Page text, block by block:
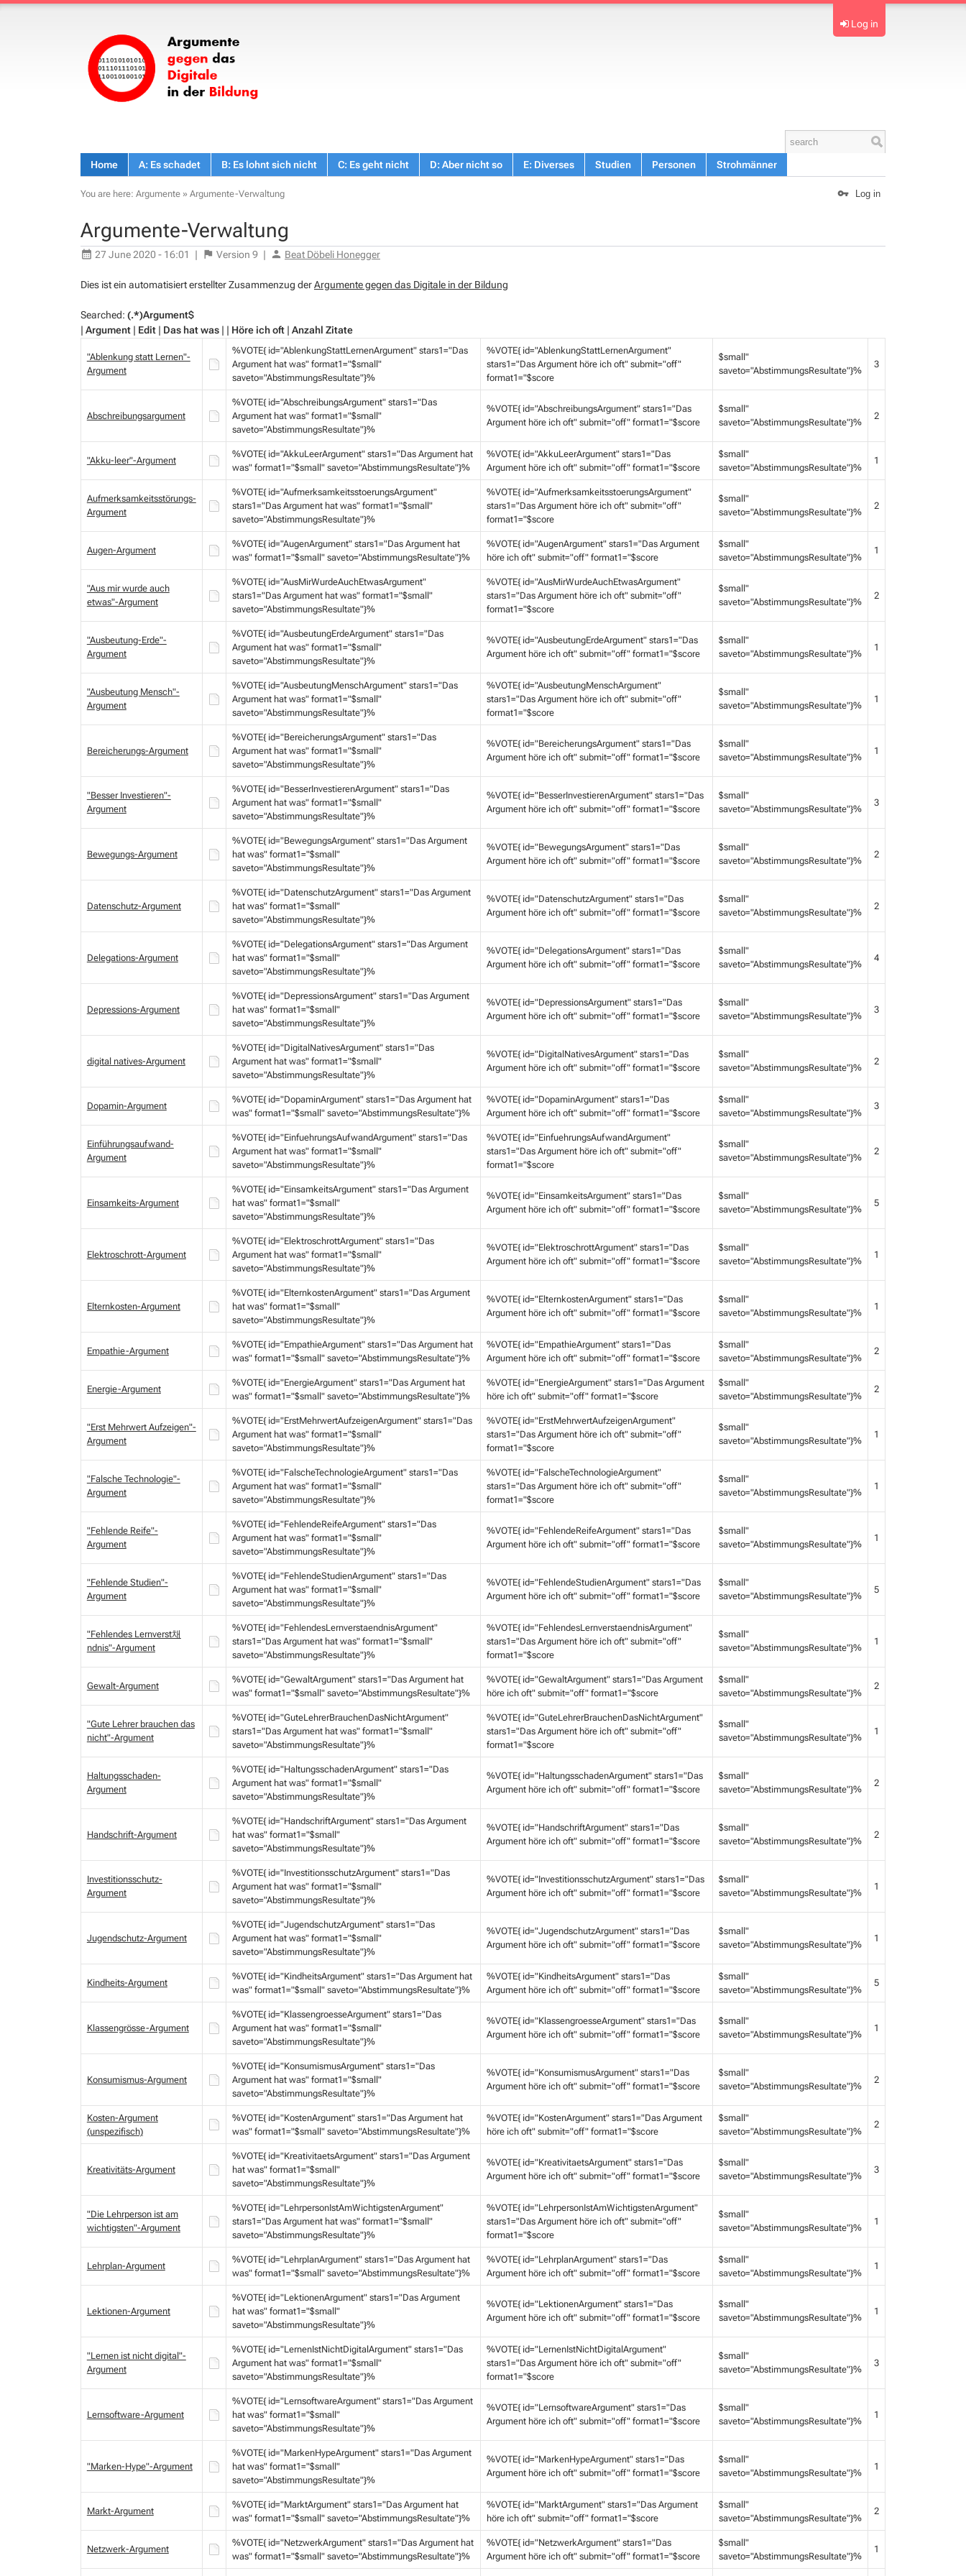
Log in
Home A: Es schadet B: Es lohnt sich nicht C: Es geht nicht D: Aber nicht so E: Diverses Studien Personen Strohmänner
Log in
You are here: Argumente » Argumente-Verwaltung
Argumente-Verwaltung
27 June 2020 - 16:01 | Version 9 | Beat Döbeli Honegger
Dies ist ein automatisiert erstellter Zusammenzug derArgumente gegen das Digitale in der Bildung
Searched: (.*)Argument$
| Argument | Edit | Das hat was | | Höre ich oft | Anzahl Zitate
"Ablenkung statt Lernen"-
Argument
%VOTE{ id="AblenkungStattLernenArgument" stars1="Das
Argument hat was" format1="$small"
saveto="AbstimmungsResultate"}%
%VOTE{ id="AblenkungStattLernenArgument"
stars1="Das Argument höre ich oft" submit="off"
format1="$score
$small"
saveto="AbstimmungsResultate"}%
3
Abschreibungsargument
%VOTE{ id="AbschreibungsArgument" stars1="Das
Argument hat was" format1="$small"
saveto="AbstimmungsResultate"}%
%VOTE{ id="AbschreibungsArgument" stars1="Das
Argument höre ich oft" submit="off" format1="$score
$small"
saveto="AbstimmungsResultate"}%
2
"Akku-leer"-Argument
%VOTE{ id="AkkuLeerArgument" stars1="Das Argument hat
was" format1="$small" saveto="AbstimmungsResultate"}%
%VOTE{ id="AkkuLeerArgument" stars1="Das
Argument höre ich oft" submit="off" format1="$score
$small"
saveto="AbstimmungsResultate"}%
1
Aufmerksamkeitsstörungs-
Argument
%VOTE{ id="AufmerksamkeitsstoerungsArgument"
stars1="Das Argument hat was" format1="$small"
saveto="AbstimmungsResultate"}%
%VOTE{ id="AufmerksamkeitsstoerungsArgument"
stars1="Das Argument höre ich oft" submit="off"
format1="$score
$small"
saveto="AbstimmungsResultate"}%
2
Augen-Argument
%VOTE{ id="AugenArgument" stars1="Das Argument hat
was" format1="$small" saveto="AbstimmungsResultate"}%
%VOTE{ id="AugenArgument" stars1="Das Argument
höre ich oft" submit="off" format1="$score
$small"
saveto="AbstimmungsResultate"}%
1
"Aus mir wurde auch
etwas"-Argument
%VOTE{ id="AusMirWurdeAuchEtwasArgument"
stars1="Das Argument hat was" format1="$small"
saveto="AbstimmungsResultate"}%
%VOTE{ id="AusMirWurdeAuchEtwasArgument"
stars1="Das Argument höre ich oft" submit="off"
format1="$score
$small"
saveto="AbstimmungsResultate"}%
2
"Ausbeutung-Erde"-
Argument
%VOTE{ id="AusbeutungErdeArgument" stars1="Das
Argument hat was" format1="$small"
saveto="AbstimmungsResultate"}%
%VOTE{ id="AusbeutungErdeArgument" stars1="Das
Argument höre ich oft" submit="off" format1="$score
$small"
saveto="AbstimmungsResultate"}%
1
"Ausbeutung Mensch"-
Argument
%VOTE{ id="AusbeutungMenschArgument" stars1="Das
Argument hat was" format1="$small"
saveto="AbstimmungsResultate"}%
%VOTE{ id="AusbeutungMenschArgument"
stars1="Das Argument höre ich oft" submit="off"
format1="$score
$small"
saveto="AbstimmungsResultate"}%
1
Bereicherungs-Argument
%VOTE{ id="BereicherungsArgument" stars1="Das
Argument hat was" format1="$small"
saveto="AbstimmungsResultate"}%
%VOTE{ id="BereicherungsArgument" stars1="Das
Argument höre ich oft" submit="off" format1="$score
$small"
saveto="AbstimmungsResultate"}%
1
"Besser Investieren"-
Argument
%VOTE{ id="BesserInvestierenArgument" stars1="Das
Argument hat was" format1="$small"
saveto="AbstimmungsResultate"}%
%VOTE{ id="BesserInvestierenArgument" stars1="Das
Argument höre ich oft" submit="off" format1="$score
$small"
saveto="AbstimmungsResultate"}%
3
Bewegungs-Argument
%VOTE{ id="BewegungsArgument" stars1="Das Argument
hat was" format1="$small"
saveto="AbstimmungsResultate"}%
%VOTE{ id="BewegungsArgument" stars1="Das
Argument höre ich oft" submit="off" format1="$score
$small"
saveto="AbstimmungsResultate"}%
2
Datenschutz-Argument
%VOTE{ id="DatenschutzArgument" stars1="Das Argument
hat was" format1="$small"
saveto="AbstimmungsResultate"}%
%VOTE{ id="DatenschutzArgument" stars1="Das
Argument höre ich oft" submit="off" format1="$score
$small"
saveto="AbstimmungsResultate"}%
2
Delegations-Argument
%VOTE{ id="DelegationsArgument" stars1="Das Argument
hat was" format1="$small"
saveto="AbstimmungsResultate"}%
%VOTE{ id="DelegationsArgument" stars1="Das
Argument höre ich oft" submit="off" format1="$score
$small"
saveto="AbstimmungsResultate"}%
4
Depressions-Argument
%VOTE{ id="DepressionsArgument" stars1="Das Argument
hat was" format1="$small"
saveto="AbstimmungsResultate"}%
%VOTE{ id="DepressionsArgument" stars1="Das
Argument höre ich oft" submit="off" format1="$score
$small"
saveto="AbstimmungsResultate"}%
3
digital natives-Argument
%VOTE{ id="DigitalNativesArgument" stars1="Das
Argument hat was" format1="$small"
saveto="AbstimmungsResultate"}%
%VOTE{ id="DigitalNativesArgument" stars1="Das
Argument höre ich oft" submit="off" format1="$score
$small"
saveto="AbstimmungsResultate"}%
2
Dopamin-Argument
%VOTE{ id="DopaminArgument" stars1="Das Argument hat
was" format1="$small" saveto="AbstimmungsResultate"}%
%VOTE{ id="DopaminArgument" stars1="Das
Argument höre ich oft" submit="off" format1="$score
$small"
saveto="AbstimmungsResultate"}%
3
Einführungsaufwand-
Argument
%VOTE{ id="EinfuehrungsAufwandArgument" stars1="Das
Argument hat was" format1="$small"
saveto="AbstimmungsResultate"}%
%VOTE{ id="EinfuehrungsAufwandArgument"
stars1="Das Argument höre ich oft" submit="off"
format1="$score
$small"
saveto="AbstimmungsResultate"}%
2
Einsamkeits-Argument
%VOTE{ id="EinsamkeitsArgument" stars1="Das Argument
hat was" format1="$small"
saveto="AbstimmungsResultate"}%
%VOTE{ id="EinsamkeitsArgument" stars1="Das
Argument höre ich oft" submit="off" format1="$score
$small"
saveto="AbstimmungsResultate"}%
5
Elektroschrott-Argument
%VOTE{ id="ElektroschrottArgument" stars1="Das
Argument hat was" format1="$small"
saveto="AbstimmungsResultate"}%
%VOTE{ id="ElektroschrottArgument" stars1="Das
Argument höre ich oft" submit="off" format1="$score
$small"
saveto="AbstimmungsResultate"}%
1
Elternkosten-Argument
%VOTE{ id="ElternkostenArgument" stars1="Das Argument
hat was" format1="$small"
saveto="AbstimmungsResultate"}%
%VOTE{ id="ElternkostenArgument" stars1="Das
Argument höre ich oft" submit="off" format1="$score
$small"
saveto="AbstimmungsResultate"}%
1
Empathie-Argument
%VOTE{ id="EmpathieArgument" stars1="Das Argument hat
was" format1="$small" saveto="AbstimmungsResultate"}%
%VOTE{ id="EmpathieArgument" stars1="Das
Argument höre ich oft" submit="off" format1="$score
$small"
saveto="AbstimmungsResultate"}%
2
Energie-Argument
%VOTE{ id="EnergieArgument" stars1="Das Argument hat
was" format1="$small" saveto="AbstimmungsResultate"}%
%VOTE{ id="EnergieArgument" stars1="Das Argument
höre ich oft" submit="off" format1="$score
$small"
saveto="AbstimmungsResultate"}%
2
"Erst Mehrwert Aufzeigen"-
Argument
%VOTE{ id="ErstMehrwertAufzeigenArgument" stars1="Das
Argument hat was" format1="$small"
saveto="AbstimmungsResultate"}%
%VOTE{ id="ErstMehrwertAufzeigenArgument"
stars1="Das Argument höre ich oft" submit="off"
format1="$score
$small"
saveto="AbstimmungsResultate"}%
1
"Falsche Technologie"-
Argument
%VOTE{ id="FalscheTechnologieArgument" stars1="Das
Argument hat was" format1="$small"
saveto="AbstimmungsResultate"}%
%VOTE{ id="FalscheTechnologieArgument"
stars1="Das Argument höre ich oft" submit="off"
format1="$score
$small"
saveto="AbstimmungsResultate"}%
1
"Fehlende Reife"-
Argument
%VOTE{ id="FehlendeReifeArgument" stars1="Das
Argument hat was" format1="$small"
saveto="AbstimmungsResultate"}%
%VOTE{ id="FehlendeReifeArgument" stars1="Das
Argument höre ich oft" submit="off" format1="$score
$small"
saveto="AbstimmungsResultate"}%
1
"Fehlende Studien"-
Argument
%VOTE{ id="FehlendeStudienArgument" stars1="Das
Argument hat was" format1="$small"
saveto="AbstimmungsResultate"}%
%VOTE{ id="FehlendeStudienArgument" stars1="Das
Argument höre ich oft" submit="off" format1="$score
$small"
saveto="AbstimmungsResultate"}%
5
"Fehlendes Lernverst채
ndnis"-Argument
%VOTE{ id="FehlendesLernverstaendnisArgument"
stars1="Das Argument hat was" format1="$small"
saveto="AbstimmungsResultate"}%
%VOTE{ id="FehlendesLernverstaendnisArgument"
stars1="Das Argument höre ich oft" submit="off"
format1="$score
$small"
saveto="AbstimmungsResultate"}%
1
Gewalt-Argument
%VOTE{ id="GewaltArgument" stars1="Das Argument hat
was" format1="$small" saveto="AbstimmungsResultate"}%
%VOTE{ id="GewaltArgument" stars1="Das Argument
höre ich oft" submit="off" format1="$score
$small"
saveto="AbstimmungsResultate"}%
2
"Gute Lehrer brauchen das
nicht"-Argument
%VOTE{ id="GuteLehrerBrauchenDasNichtArgument"
stars1="Das Argument hat was" format1="$small"
saveto="AbstimmungsResultate"}%
%VOTE{ id="GuteLehrerBrauchenDasNichtArgument"
stars1="Das Argument höre ich oft" submit="off"
format1="$score
$small"
saveto="AbstimmungsResultate"}%
1
Haltungsschaden-
Argument
%VOTE{ id="HaltungsschadenArgument" stars1="Das
Argument hat was" format1="$small"
saveto="AbstimmungsResultate"}%
%VOTE{ id="HaltungsschadenArgument" stars1="Das
Argument höre ich oft" submit="off" format1="$score
$small"
saveto="AbstimmungsResultate"}%
2
Handschrift-Argument
%VOTE{ id="HandschriftArgument" stars1="Das Argument
hat was" format1="$small"
saveto="AbstimmungsResultate"}%
%VOTE{ id="HandschriftArgument" stars1="Das
Argument höre ich oft" submit="off" format1="$score
$small"
saveto="AbstimmungsResultate"}%
2
Investitionsschutz-
Argument
%VOTE{ id="InvestitionsschutzArgument" stars1="Das
Argument hat was" format1="$small"
saveto="AbstimmungsResultate"}%
%VOTE{ id="InvestitionsschutzArgument" stars1="Das
Argument höre ich oft" submit="off" format1="$score
$small"
saveto="AbstimmungsResultate"}%
1
Jugendschutz-Argument
%VOTE{ id="JugendschutzArgument" stars1="Das
Argument hat was" format1="$small"
saveto="AbstimmungsResultate"}%
%VOTE{ id="JugendschutzArgument" stars1="Das
Argument höre ich oft" submit="off" format1="$score
$small"
saveto="AbstimmungsResultate"}%
1
Kindheits-Argument
%VOTE{ id="KindheitsArgument" stars1="Das Argument hat
was" format1="$small" saveto="AbstimmungsResultate"}%
%VOTE{ id="KindheitsArgument" stars1="Das
Argument höre ich oft" submit="off" format1="$score
$small"
saveto="AbstimmungsResultate"}%
5
Klassengrösse-Argument
%VOTE{ id="KlassengroesseArgument" stars1="Das
Argument hat was" format1="$small"
saveto="AbstimmungsResultate"}%
%VOTE{ id="KlassengroesseArgument" stars1="Das
Argument höre ich oft" submit="off" format1="$score
$small"
saveto="AbstimmungsResultate"}%
1
Konsumismus-Argument
%VOTE{ id="KonsumismusArgument" stars1="Das
Argument hat was" format1="$small"
saveto="AbstimmungsResultate"}%
%VOTE{ id="KonsumismusArgument" stars1="Das
Argument höre ich oft" submit="off" format1="$score
$small"
saveto="AbstimmungsResultate"}%
2
Kosten-Argument
(unspezifisch)
%VOTE{ id="KostenArgument" stars1="Das Argument hat
was" format1="$small" saveto="AbstimmungsResultate"}%
%VOTE{ id="KostenArgument" stars1="Das Argument
höre ich oft" submit="off" format1="$score
$small"
saveto="AbstimmungsResultate"}%
2
Kreativitäts-Argument
%VOTE{ id="KreativitaetsArgument" stars1="Das Argument
hat was" format1="$small"
saveto="AbstimmungsResultate"}%
%VOTE{ id="KreativitaetsArgument" stars1="Das
Argument höre ich oft" submit="off" format1="$score
$small"
saveto="AbstimmungsResultate"}%
3
"Die Lehrperson ist am
wichtigsten"-Argument
%VOTE{ id="LehrpersonIstAmWichtigstenArgument"
stars1="Das Argument hat was" format1="$small"
saveto="AbstimmungsResultate"}%
%VOTE{ id="LehrpersonIstAmWichtigstenArgument"
stars1="Das Argument höre ich oft" submit="off"
format1="$score
$small"
saveto="AbstimmungsResultate"}%
1
Lehrplan-Argument
%VOTE{ id="LehrplanArgument" stars1="Das Argument hat
was" format1="$small" saveto="AbstimmungsResultate"}%
%VOTE{ id="LehrplanArgument" stars1="Das
Argument höre ich oft" submit="off" format1="$score
$small"
saveto="AbstimmungsResultate"}%
1
Lektionen-Argument
%VOTE{ id="LektionenArgument" stars1="Das Argument
hat was" format1="$small"
saveto="AbstimmungsResultate"}%
%VOTE{ id="LektionenArgument" stars1="Das
Argument höre ich oft" submit="off" format1="$score
$small"
saveto="AbstimmungsResultate"}%
1
"Lernen ist nicht digital"-
Argument
%VOTE{ id="LernenIstNichtDigitalArgument" stars1="Das
Argument hat was" format1="$small"
saveto="AbstimmungsResultate"}%
%VOTE{ id="LernenIstNichtDigitalArgument"
stars1="Das Argument höre ich oft" submit="off"
format1="$score
$small"
saveto="AbstimmungsResultate"}%
3
Lernsoftware-Argument
%VOTE{ id="LernsoftwareArgument" stars1="Das Argument
hat was" format1="$small"
saveto="AbstimmungsResultate"}%
%VOTE{ id="LernsoftwareArgument" stars1="Das
Argument höre ich oft" submit="off" format1="$score
$small"
saveto="AbstimmungsResultate"}%
1
"Marken-Hype"-Argument
%VOTE{ id="MarkenHypeArgument" stars1="Das Argument
hat was" format1="$small"
saveto="AbstimmungsResultate"}%
%VOTE{ id="MarkenHypeArgument" stars1="Das
Argument höre ich oft" submit="off" format1="$score
$small"
saveto="AbstimmungsResultate"}%
1
Markt-Argument
%VOTE{ id="MarktArgument" stars1="Das Argument hat
was" format1="$small" saveto="AbstimmungsResultate"}%
%VOTE{ id="MarktArgument" stars1="Das Argument
höre ich oft" submit="off" format1="$score
$small"
saveto="AbstimmungsResultate"}%
2
Netzwerk-Argument
%VOTE{ id="NetzwerkArgument" stars1="Das Argument hat
was" format1="$small" saveto="AbstimmungsResultate"}%
%VOTE{ id="NetzwerkArgument" stars1="Das
Argument höre ich oft" submit="off" format1="$score
$small"
saveto="AbstimmungsResultate"}%
1